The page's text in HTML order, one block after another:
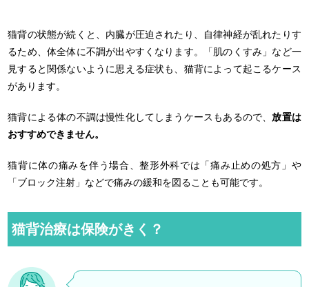
猫背の状態が続くと、内臓が圧迫されたり、自律神経が乱れたりす
るため、体全体に不調が出やすくなります。「肌のくすみ」など一
見すると関係ないように思える症状も、猫背によって起こるケース
があります。
猫背による体の不調は慢性化してしまうケースもあるので、放置は
おすすめできません。
猫背に体の痛みを伴う場合、整形外科では「痛み止めの処方」や
「ブロック注射」などで痛みの緩和を図ることも可能です。
猫背治療は保険がきく？